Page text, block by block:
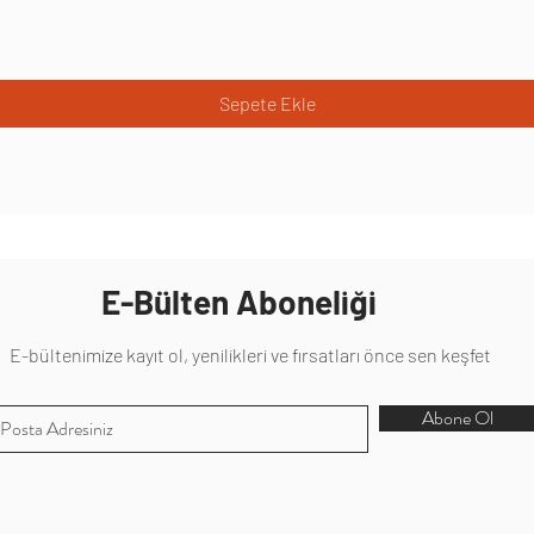
Sepete Ekle
E-Bülten Aboneliği
E-bültenimize kayıt ol, yenilikleri ve fırsatları önce sen keşfet
Abone Ol